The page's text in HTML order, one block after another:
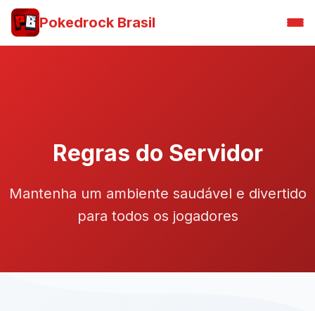
Pokedrock Brasil
Regras do Servidor
Mantenha um ambiente saudável e divertido
para todos os jogadores